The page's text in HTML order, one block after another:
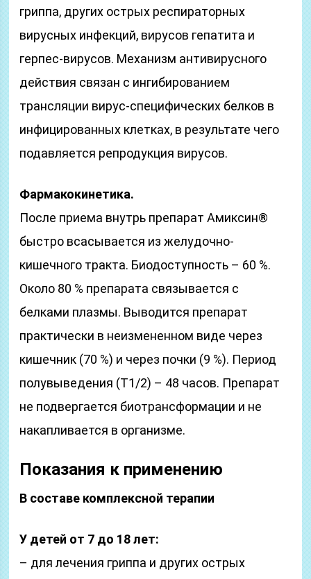
гриппа, других острых респираторных
вирусных инфекций, вирусов гепатита и
герпес-вирусов. Механизм антивирусного
действия связан с ингибированием
трансляции вирус-специфических белков в
инфицированных клетках, в результате чего
подавляется репродукция вирусов.
Фармакокинетика.
После приема внутрь препарат Амиксин®
быстро всасывается из желудочно-
кишечного тракта. Биодоступность – 60 %.
Около 80 % препарата связывается с
белками плазмы. Выводится препарат
практически в неизмененном виде через
кишечник (70 %) и через почки (9 %). Период
полувыведения (T1/2) – 48 часов. Препарат
не подвергается биотрансформации и не
накапливается в организме.
Показания к применению
В составе комплексной терапии
У детей от 7 до 18 лет:
– для лечения гриппа и других острых